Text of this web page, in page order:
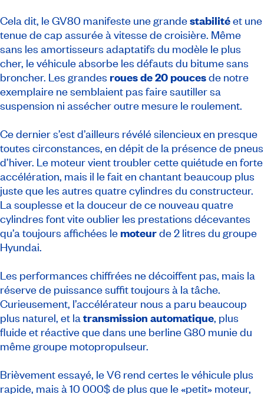
Cela dit, le GV80 manifeste une grandestabilitéet une
tenue de cap assurée à vitesse de croisière. Même
sans les amortisseurs adaptatifs du modèle le plus
cher, le véhicule absorbe les défauts du bitume sans
broncher. Les grandes roues de 20 poucesde notre
exemplaire ne semblaient pas faire sautiller sa
suspension ni assécher outre mesure le roulement.
Ce dernier s’est d’ailleurs révélé silencieux en presque
toutes circonstances, en dépit de la présence de pneus
d’hiver. Le moteur vient troubler cette quiétude en forte
accélération, mais il le fait en chantant beaucoup plus
juste que les autres quatre cylindres du constructeur.
La souplesse et la douceur de ce nouveau quatre
cylindres font vite oublier les prestations décevantes
qu’a toujours affichées le moteurde 2 litres du groupe
Hyundai.
Les performances chiffrées ne décoiffent pas, mais la
réserve de puissance suffit toujours à la tâche.
Curieusement, l’accélérateur nous a paru beaucoup
plus naturel, et la transmission automatique, plus
fluide et réactive que dans une berline G80 munie du
même groupe motopropulseur.
Brièvement essayé, le V6 rend certes le véhicule plus
rapide, mais à 10 000$ de plus que le «petit» moteur,